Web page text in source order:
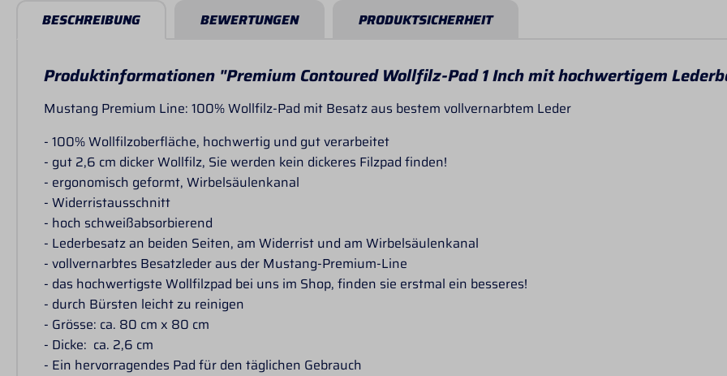
BESCHREIBUNG BEWERTUNGEN PRODUKTSICHERHEIT
Produktinformationen "Premium Contoured Wollfilz-Pad 1 Inch mit hochwertigem
Mustang Premium Line: 100% Wollfilz-Pad mit Besatz aus bestem vollvernarbtem Leder
- 100% Wollfilzoberfläche, hochwertig und gut verarbeitet
- gut 2,6 cm dicker Wollfilz, Sie werden kein dickeres Filzpad finden!
- ergonomisch geformt, Wirbelsäulenkanal
- Widerristausschnitt
- hoch schweißabsorbierend
- Lederbesatz an beiden Seiten, am Widerrist und am Wirbelsäulenkanal
- vollvernarbtes Besatzleder aus der Mustang-Premium-Line
- das hochwertigste Wollfilzpad bei uns im Shop, finden sie erstmal ein besseres!
- durch Bürsten leicht zu reinigen
- Grösse: ca. 80 cm x 80 cm
- Dicke: ca. 2,6 cm
- Ein hervorragendes Pad für den täglichen Gebrauch